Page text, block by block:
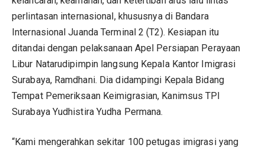
perlintasan internasional, khususnya di Bandara
Internasional Juanda Terminal 2 (T2). Kesiapan itu
ditandai dengan pelaksanaan Apel Persiapan Perayaan
Libur Natarudipimpin langsung Kepala Kantor Imigrasi
Surabaya, Ramdhani. Dia didampingi Kepala Bidang
Tempat Pemeriksaan Keimigrasian, Kanimsus TPI
Surabaya Yudhistira Yudha Permana.
“Kami mengerahkan sekitar 100 petugas imigrasi yang